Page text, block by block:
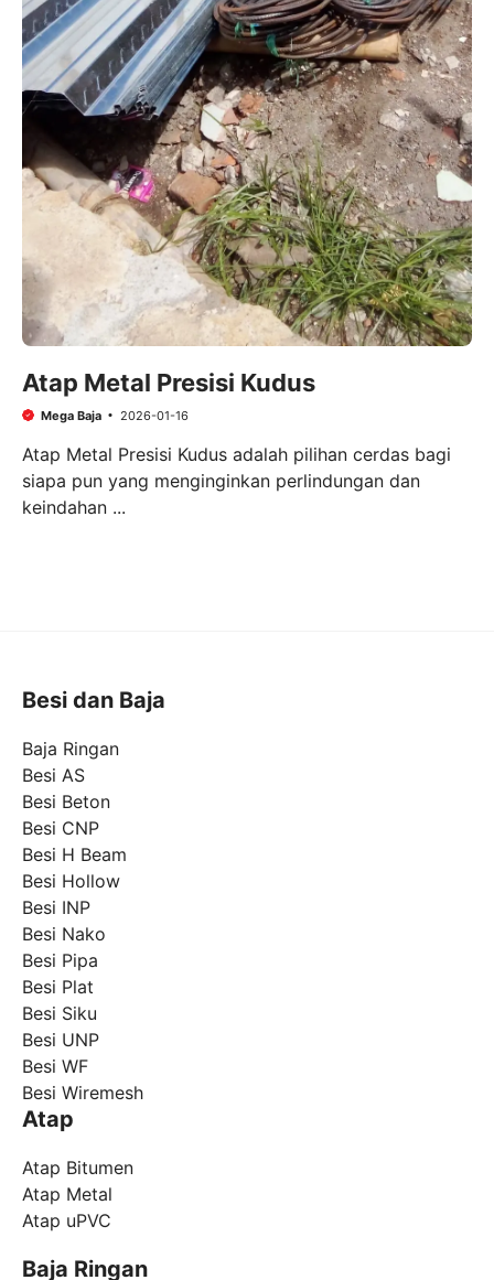
Atap Metal Presisi Kudus
Mega Baja 2026-01-16
Atap Metal Presisi Kudus adalah pilihan cerdas bagi
siapa pun yang menginginkan perlindungan dan
keindahan ...
Besi dan Baja
Baja Ringan
Besi AS
Besi Beton
Besi CNP
Besi H Beam
Besi Hollow
Besi INP
Besi Nako
Besi Pipa
Besi Plat
Besi Siku
Besi UNP
Besi WF
Besi Wiremesh
Atap
Atap Bitumen
Atap Metal
Atap uPVC
Baja Ringan